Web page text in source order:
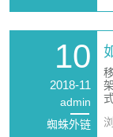
10
2018-11
admin
蜘蛛外链